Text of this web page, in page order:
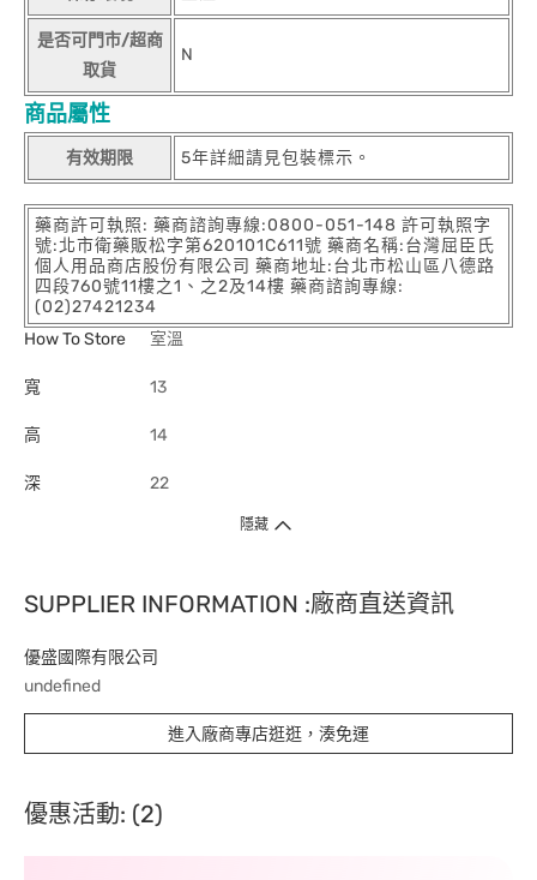
是否可門市/超商
取貨
N
商品屬性
有效期限 5年詳細請見包裝標示。
藥商許可執照: 藥商諮詢專線:0800-051-148 許可執照字
號:北市衛藥販松字第620101C611號 藥商名稱:台灣屈臣氏
個人用品商店股份有限公司 藥商地址:台北市松山區八德路
四段760號11樓之1、之2及14樓 藥商諮詢專線:
(02)27421234
How To Store
室溫
寬 13
高 14
深 22
隱藏
SUPPLIER INFORMATION :廠商直送資訊
優盛國際有限公司
undefined
進入廠商專店逛逛，湊免運
優惠活動: (2)